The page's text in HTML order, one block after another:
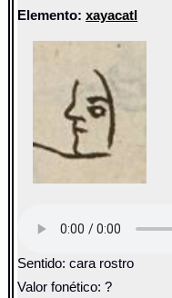
Elemento:xayacatl
Sentido: cara rostro
Valor fonético: ?